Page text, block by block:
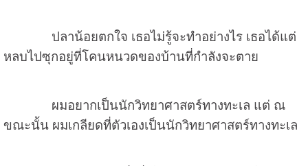
ปลาน้อยตกใจ เธอไม่รู้จะทำอย่างไร เธอได้แต่
หลบไปซุกอยู่ที่โคนหนวดของบ้านที่กำลังจะตาย
ผมอยากเป็นนักวิทยาศาสตร์ทางทะเล แต่ ณ
ขณะนั้น ผมเกลียดที่ตัวเองเป็นนักวิทยาศาสตร์ทางทะเล